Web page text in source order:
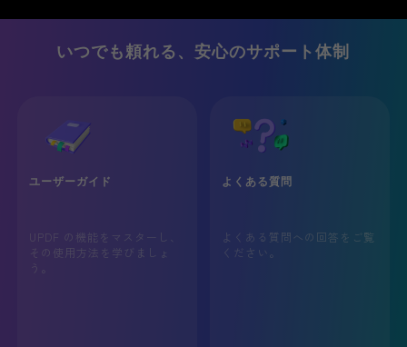
いつでも頼れる、安心のサポート体制
ユーザーガイド
UPDF の機能をマスターし、
その使用方法を学びましょ
う。
よくある質問
よくある質問への回答をご覧
ください。